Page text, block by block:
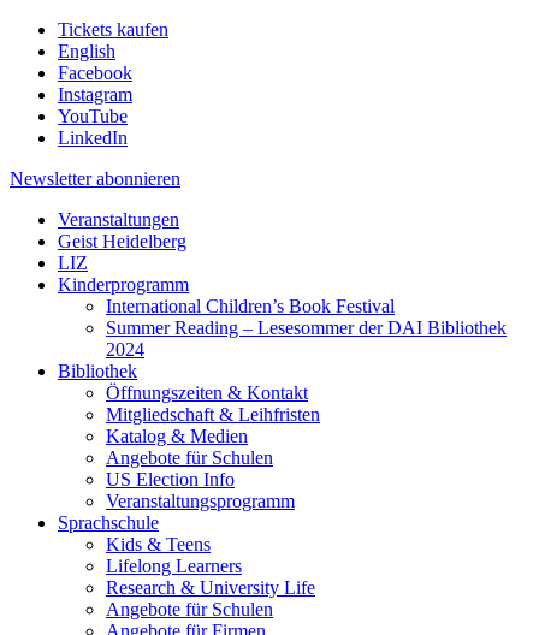
Tickets kaufen
English
Facebook
Instagram
YouTube
LinkedIn
Newsletter abonnieren
Veranstaltungen
Geist Heidelberg
LIZ
Kinderprogramm
International Children’s Book Festival
Summer Reading – Lesesommer der DAI Bibliothek
2024
Bibliothek
Öffnungszeiten & Kontakt
Mitgliedschaft & Leihfristen
Katalog & Medien
Angebote für Schulen
US Election Info
Veranstaltungsprogramm
Sprachschule
Kids & Teens
Lifelong Learners
Research & University Life
Angebote für Schulen
Angebote für Firmen